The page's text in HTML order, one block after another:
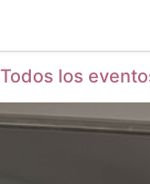
Todos los